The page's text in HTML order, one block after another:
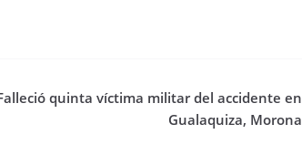
quinta víctima militar del accidente en
Gualaquiza, Morona